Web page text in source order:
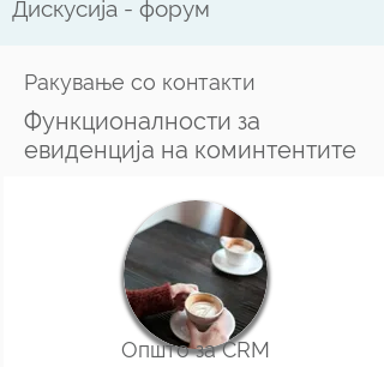
Дискусија - форум
Ракување со контакти
Функционалности за
евиденција на коминтентите
Општо за CRM